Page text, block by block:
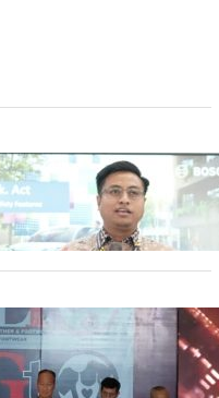
Penentu Baru
Otomotif
bagi IKM Alas Kaki